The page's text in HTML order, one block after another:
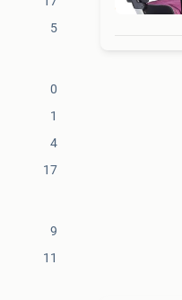
5
0
1
4
17
9
11